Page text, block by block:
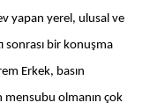
yapan yerel, ulusal ve
sonrası bir konuşma
Erkek, basın
mensubu olmanın çok